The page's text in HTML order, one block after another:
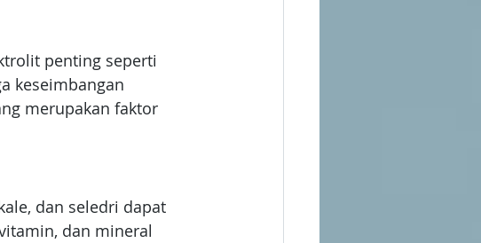
penting seperti
keseimbangan
merupakan faktor
dan seledri dapat
dan mineral